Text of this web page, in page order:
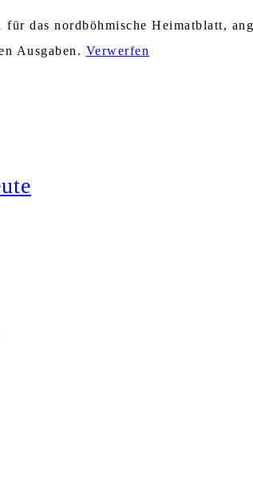
das nordböhmische Heimatblatt,
Ausgaben. Verwerfen